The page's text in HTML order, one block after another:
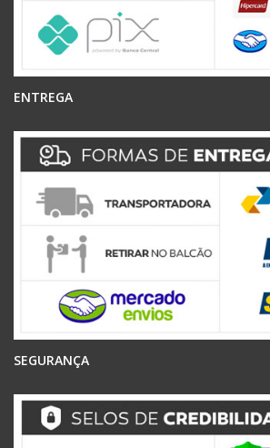
ENTREGA
SEGURANÇA